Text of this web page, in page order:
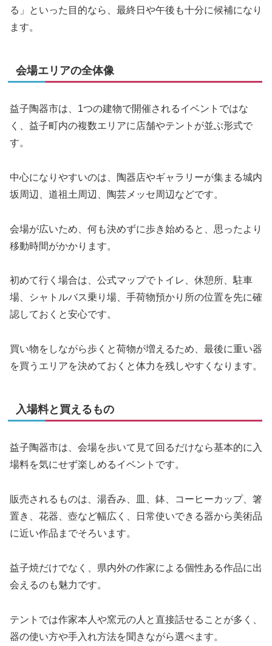
る」といった目的なら、最終日や午後も十分に候補になり
ます。
会場エリアの全体像
益子陶器市は、1つの建物で開催されるイベントではな
く、益子町内の複数エリアに店舗やテントが並ぶ形式で
す。
中心になりやすいのは、陶器店やギャラリーが集まる城内
坂周辺、道祖土周辺、陶芸メッセ周辺などです。
会場が広いため、何も決めずに歩き始めると、思ったより
移動時間がかかります。
初めて行く場合は、公式マップでトイレ、休憩所、駐車
場、シャトルバス乗り場、手荷物預かり所の位置を先に確
認しておくと安心です。
買い物をしながら歩くと荷物が増えるため、最後に重い器
を買うエリアを決めておくと体力を残しやすくなります。
入場料と買えるもの
益子陶器市は、会場を歩いて見て回るだけなら基本的に入
場料を気にせず楽しめるイベントです。
販売されるものは、湯呑み、皿、鉢、コーヒーカップ、箸
置き、花器、壺など幅広く、日常使いできる器から美術品
に近い作品までそろいます。
益子焼だけでなく、県内外の作家による個性ある作品に出
会えるのも魅力です。
テントでは作家本人や窯元の人と直接話せることが多く、
器の使い方や手入れ方法を聞きながら選べます。